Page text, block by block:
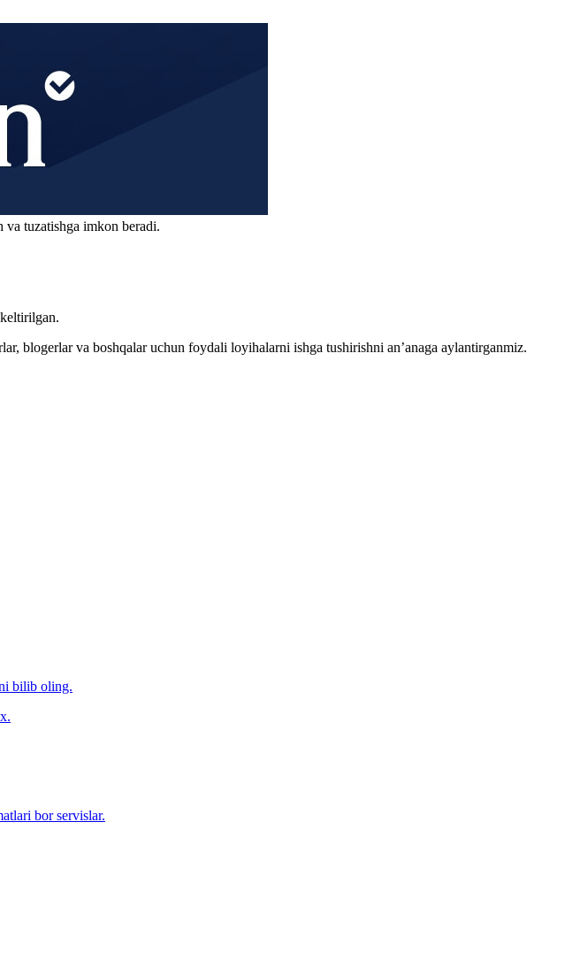
tuzatishga imkon beradi.
blogerlar va boshqalar uchun foydali loyihalarni ishga tushirishni an’anaga aylantirganmiz.
bilib oling.
bor servislar.